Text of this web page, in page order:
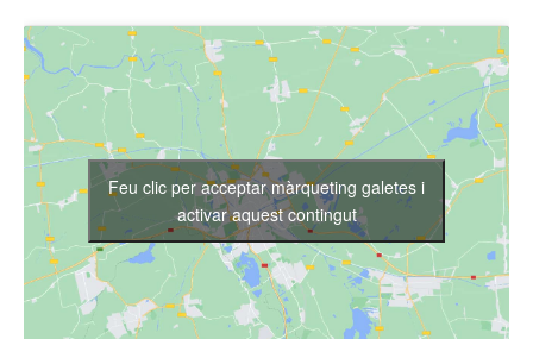
Feu clic per acceptar màrqueting galetes i
activar aquest contingut